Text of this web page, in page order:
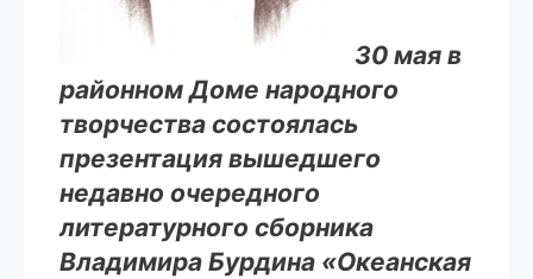
30 мая в
районном Доме народного
творчества состоялась
презентация вышедшего
недавно очередного
литературного сборника
Владимира Бурдина «Океанская